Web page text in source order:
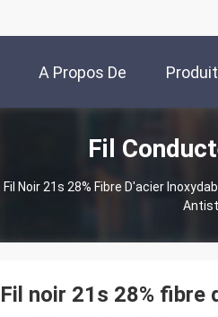
A Propos De
Nous
Fil
Fil Noir 21s 28% Fibre D'acier
Fil noir 21s 28% fibre